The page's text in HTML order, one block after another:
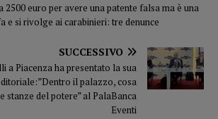
2500 euro per avere una patente falsa ma è una
e si rivolge ai carabinieri: tre denunce
SUCCESSIVO
a Piacenza ha presentato la sua
il palazzo, cosa
stanze del potere” al PalaBanca
Eventi